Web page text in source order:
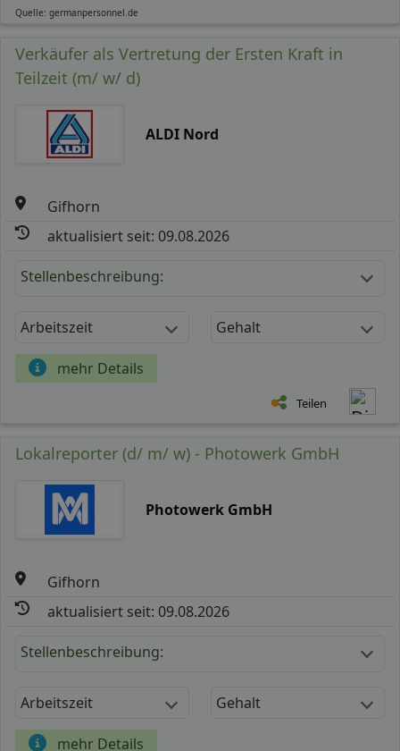
Quelle: germanpersonnel.de
Verkäufer als Vertretung der Ersten Kraft in
Teilzeit (m/ w/ d)
ALDI Nord
Gifhorn
aktualisiert seit: 09.08.2026
Stellenbeschreibung:
Arbeitszeit Gehalt
mehr Details
Teilen
Lokalreporter (d/ m/ w) - Photowerk GmbH
Photowerk GmbH
Gifhorn
aktualisiert seit: 09.08.2026
Stellenbeschreibung:
Arbeitszeit Gehalt
mehr Details